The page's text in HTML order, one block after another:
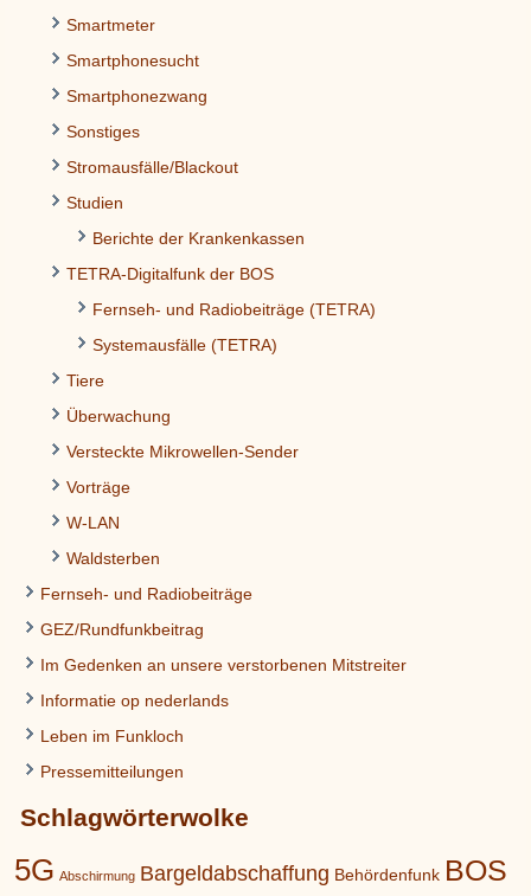
Smartmeter
Smartphonesucht
Smartphonezwang
Sonstiges
Stromausfälle/Blackout
Studien
Berichte der Krankenkassen
TETRA-Digitalfunk der BOS
Fernseh- und Radiobeiträge (TETRA)
Systemausfälle (TETRA)
Tiere
Überwachung
Versteckte Mikrowellen-Sender
Vorträge
W-LAN
Waldsterben
Fernseh- und Radiobeiträge
GEZ/Rundfunkbeitrag
Im Gedenken an unsere verstorbenen Mitstreiter
Informatie op nederlands
Leben im Funkloch
Pressemitteilungen
Schlagwörterwolke
5G Abschirmung Bargeldabschaffung Behördenfunk BOS